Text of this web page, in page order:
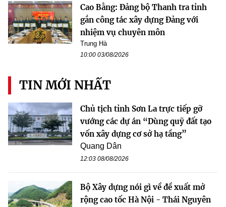
Cao Bằng: Đảng bộ Thanh tra tỉnh
gắn công tác xây dựng Đảng với
nhiệm vụ chuyên môn
Trung Hà
10:00 03/08/2026
TIN MỚI NHẤT
Chủ tịch tỉnh Sơn La trực tiếp gỡ
vướng các dự án “Dùng quỹ đất tạo
vốn xây dựng cơ sở hạ tầng”
Quang Dân
12:03 08/08/2026
Bộ Xây dựng nói gì về đề xuất mở
rộng cao tốc Hà Nội - Thái Nguyên